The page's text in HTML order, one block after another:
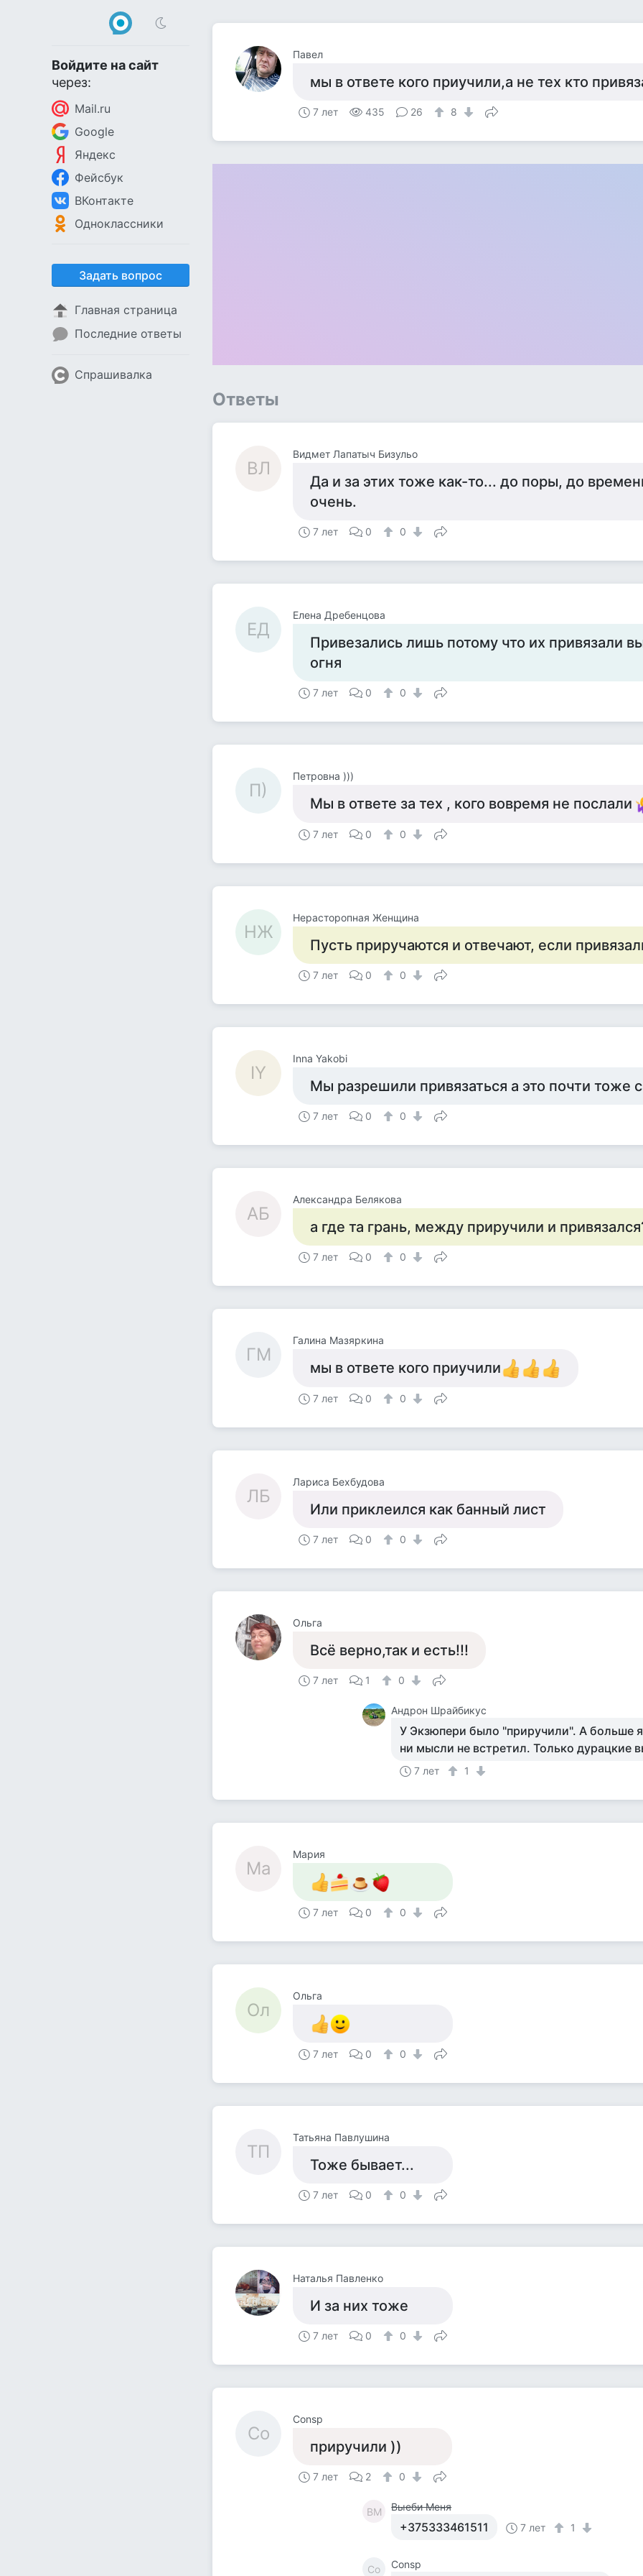
Войдите на сайт
через:
Mail.ru
Google
Яндекс
Фейсбук
ВКонтакте
Одноклассники
Задать вопрос
Главная страница
Последние ответы
Спрашивалка
Павел
мы в ответе кого приучили,а не тех кто
7 лет 435 26 8
Ответы
ВЛ
Видмет Лапатыч Бизульо
Да и за этих тоже как-то... до поры, до
очень.
7 лет 0 0
ЕД
Елена Дребенцова
Привезались лишь потому что их привязали
огня
7 лет 0 0
П)
Петровна )))
Мы в ответе за тех , кого вовремя не послали
7 лет 0 0
НЖ
Нерасторопная Женщина
Пусть приручаются и отвечают, если
7 лет 0 0
IY
Inna Yakobi
Мы разрешили привязаться а это почти тоже
7 лет 0 0
АБ
Александра Белякова
а где та грань, между приручили и
7 лет 0 0
ГМ
Галина Мазяркина
мы в ответе кого приучили
7 лет 0 0
ЛБ
Лариса Бехбудова
Или приклеился как банный лист
7 лет 0 0
Ольга
Всё верно,так и есть!!!
7 лет 1 0
Андрон Шрайбикус
У Экзюпери было "приручили". А больше я
ни мысли не встретил. Только дурацкие
7 лет 1
Ма
Мария
7 лет 0 0
Ол
Ольга
7 лет 0 0
ТП
Татьяна Павлушина
Тоже бывает...
7 лет 0 0
Наталья Павленко
И за них тоже
7 лет 0 0
Co
Consp
приручили ))
7 лет 2 0
ВМ Выеби Меня
+375333461511 7 лет 1
Co Consp